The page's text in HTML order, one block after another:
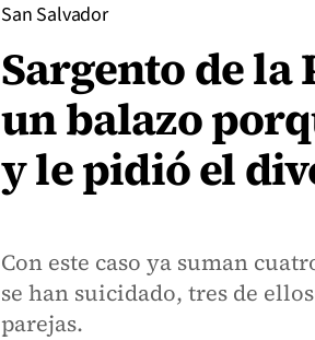
San Salvador
Sargento de la
un balazo
y le pidió el
Con este caso ya suman
se han suicidado, tres de
parejas.